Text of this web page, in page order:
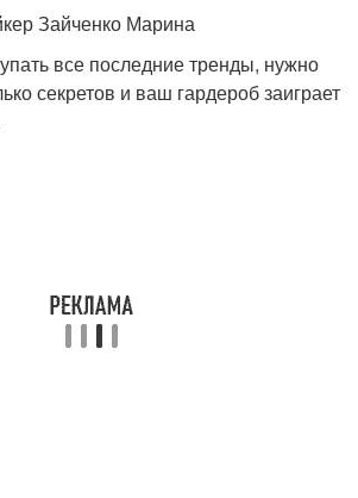
Зайченко Марина
все последние тренды, нужно
секретов и ваш гардероб заиграет